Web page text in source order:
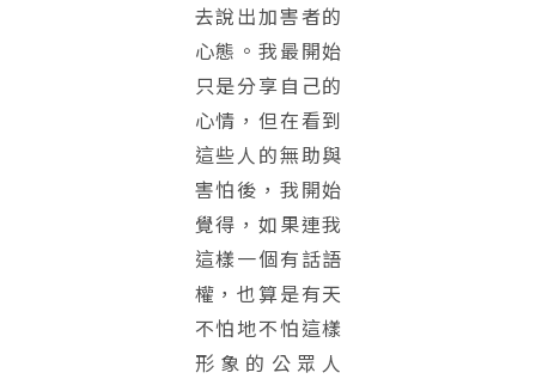
去說出加害者的
心態。我最開始
只是分享自己的
心情，但在看到
這些人的無助與
害怕後，我開始
覺得，如果連我
這樣一個有話語
權，也算是有天
不怕地不怕這樣
形象的公眾人